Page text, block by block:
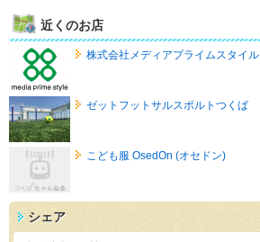
近くのお店
株式会社メディアプライムスタイル
ゼットフットサルスポルトつくば
こども服 OsedOn (オセドン)
シェア